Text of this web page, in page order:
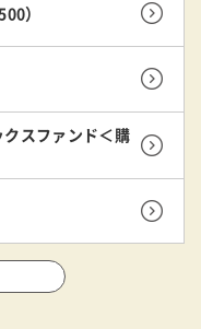
）
スファンド＜購